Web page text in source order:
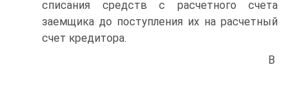
списания средств с расчетного счета
заемщика до поступления их на расчетный
счет кредитора.
В